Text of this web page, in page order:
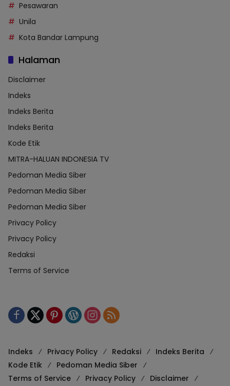
Pesawaran
Unila
Kota Bandar Lampung
Halaman
Disclaimer
Indeks
Indeks Berita
Indeks Berita
Kode Etik
MITRA-HALUAN INDONESIA TV
Pedoman Media Siber
Pedoman Media Siber
Pedoman Media Siber
Privacy Policy
Privacy Policy
Redaksi
Terms of Service
Indeks Privacy Policy Redaksi
Indeks Berita
Kode Etik
Pedoman Media Siber
Terms of Service
Privacy Policy Disclaimer